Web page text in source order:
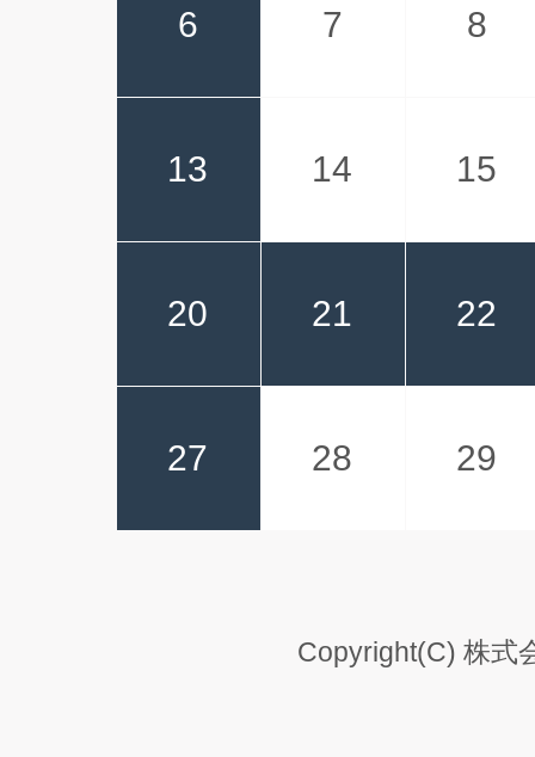
6 7 8
13 14 15
20 21 22
27 28 29
Copyright(C) 株式